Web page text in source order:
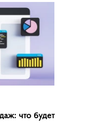
что будет